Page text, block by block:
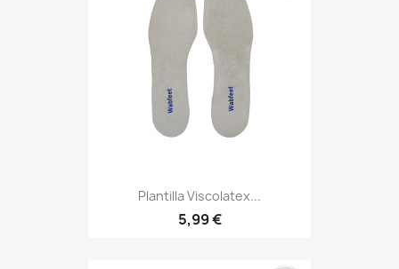
Plantilla Viscolatex...
5,99 €